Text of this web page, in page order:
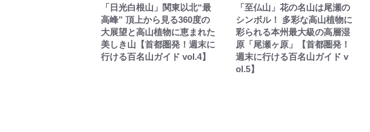
「日光白根山」関東以北“最
高峰” 頂上から見る360度の
大展望と高山植物に恵まれた
美しき山【首都圏発！週末に
行ける百名山ガイド vol.4】
「至仏山」花の名山は尾瀬の
シンボル！ 多彩な高山植物に
彩られる本州最大級の高層湿
原「尾瀬ヶ原」【首都圏発！
週末に行ける百名山ガイド v
ol.5】